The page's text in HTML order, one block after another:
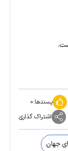
پسندها:۰
اشتراک گذاری
جهان